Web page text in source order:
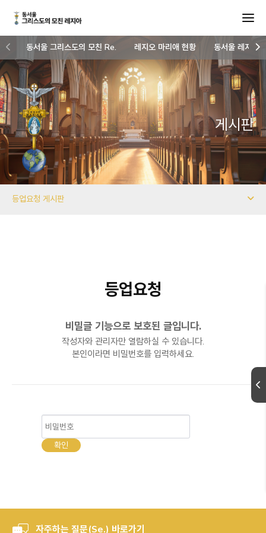
동서울 그리스도의 모친 Re. 레지오 마리애 현황 동서울 레지아
게시판
등업요청 게시판
등업요청
비밀글 기능으로 보호된 글입니다.
작성자와 관리자만 열람하실 수 있습니다.
본인이라면 비밀번호를 입력하세요.
자주하는 질문(Se.) 바로가기